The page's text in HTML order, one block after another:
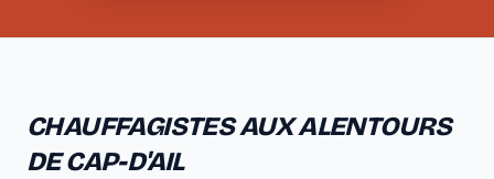
CHAUFFAGISTES AUX ALENTOURS
DE CAP-D'AIL